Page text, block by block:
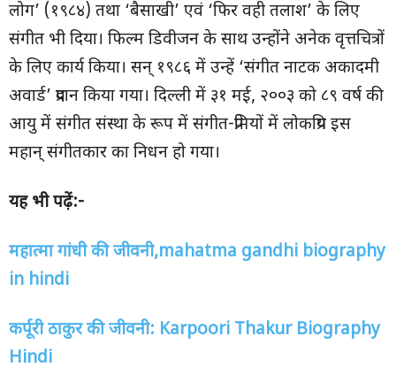
लोग’ (१९८४) तथा ‘बैसाखी’ एवं ‘फिर वही तलाश’ के लिए
संगीत भी दिया। फिल्म डिवीजन के साथ उन्होंने अनेक वृत्तचित्रों
के लिए कार्य किया। सन् १९८६ में उन्हें ‘संगीत नाटक अकादमी
अवार्ड’ प्रदान किया गया। दिल्ली में ३१ मई, २००३ को ८९ वर्ष की
आयु में संगीत संस्था के रूप में संगीत-प्रेमियों में लोकप्रिय इस
महान् संगीतकार का निधन हो गया।
यह भी पढ़ें:-
महात्मा गांधी की जीवनी,mahatma gandhi biography
in hindi
कर्पूरी ठाकुर की जीवनी: Karpoori Thakur Biography
Hindi